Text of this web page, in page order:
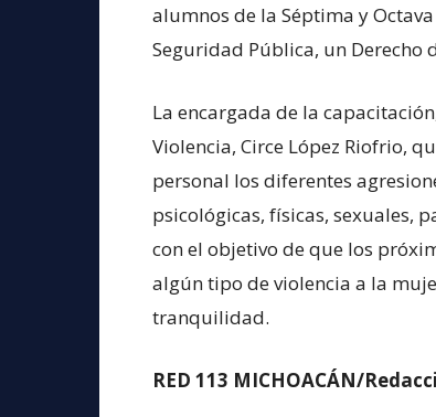
alumnos de la Séptima y
Seguridad Pública, un Derecho
La encargada de la
Violencia, Circe López Riofrio,
personal los diferentes
psicológicas, físicas, sexuales,
con el objetivo de que los
algún tipo de violencia a la
tranquilidad.
RED 113 MICHOACÁN/